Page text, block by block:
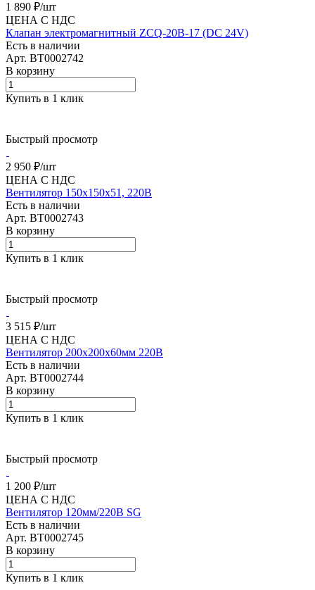
1 890 ₽/шт
ЦЕНА С НДС
Клапан электромагнитный ZCQ-20B-17 (DC 24V)
Есть в наличии
Арт. BT0002742
В корзину
Купить в 1 клик
Быстрый просмотр
2 950 ₽/шт
ЦЕНА С НДС
Вентилятор 150х150х51, 220В
Есть в наличии
Арт. BT0002743
В корзину
Купить в 1 клик
Быстрый просмотр
3 515 ₽/шт
ЦЕНА С НДС
Вентилятор 200х200х60мм 220В
Есть в наличии
Арт. BT0002744
В корзину
Купить в 1 клик
Быстрый просмотр
1 200 ₽/шт
ЦЕНА С НДС
Вентилятор 120мм/220В SG
Есть в наличии
Арт. BT0002745
В корзину
Купить в 1 клик